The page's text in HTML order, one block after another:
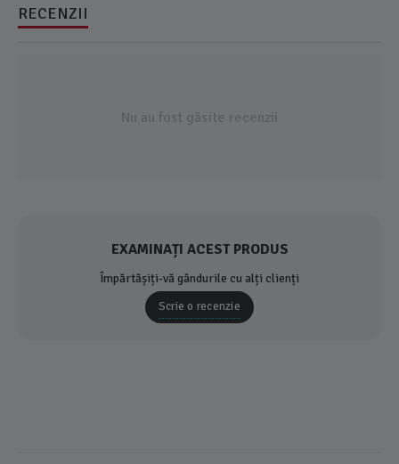
RECENZII
Nu au fost găsite recenzii
EXAMINAȚI ACEST PRODUS
Împărtășiți-vă gândurile cu alți clienți
Scrie o recenzie